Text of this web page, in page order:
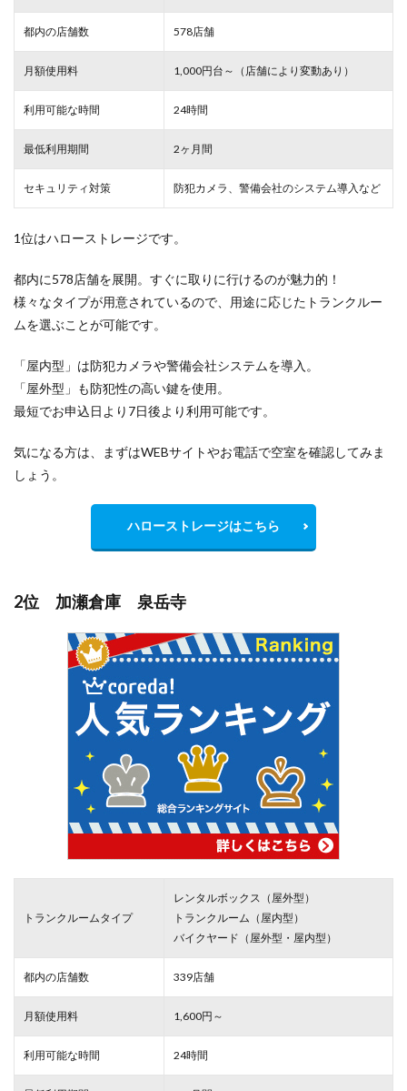
都内の店舗数 578店舗
月額使用料 1,000円台～（店舗により変動あり）
利用可能な時間 24時間
最低利用期間 2ヶ月間
セキュリティ対策 防犯カメラ、警備会社のシステム導入など
1位はハローストレージです。
都内に578店舗を展開。すぐに取りに行けるのが魅力的！
様々なタイプが用意されているので、用途に応じたトランクルー
ムを選ぶことが可能です。
「屋内型」は防犯カメラや警備会社システムを導入。
「屋外型」も防犯性の高い鍵を使用。
最短でお申込日より7日後より利用可能です。
気になる方は、まずはWEBサイトやお電話で空室を確認してみま
しょう。
ハローストレージはこちら
2位 加瀬倉庫 泉岳寺
トランクルームタイプ
レンタルボックス（屋外型）
トランクルーム（屋内型）
バイクヤード（屋外型・屋内型）
都内の店舗数 339店舗
月額使用料 1,600円～
利用可能な時間 24時間